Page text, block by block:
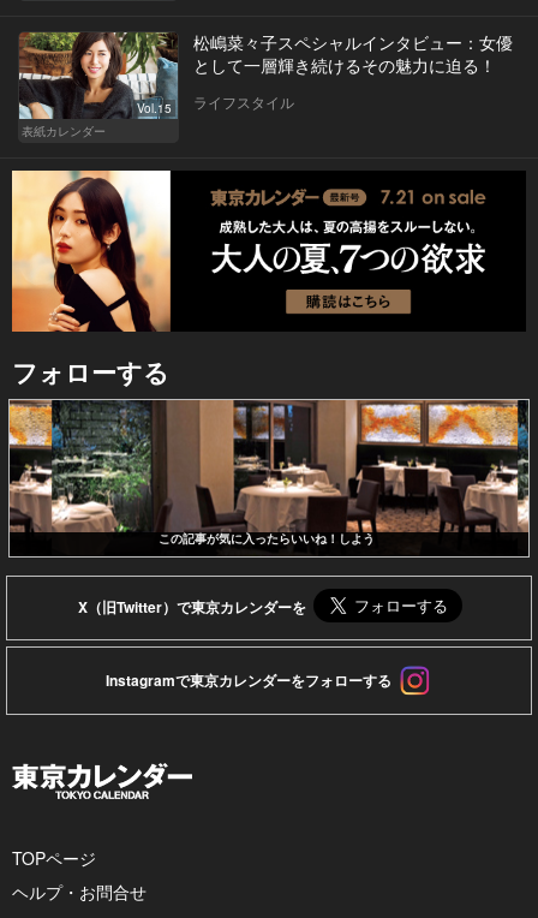
Vol.15
表紙カレンダー
松嶋菜々子スペシャルインタビュー：女優
として一層輝き続けるその魅力に迫る！
ライフスタイル
フォローする
この記事が気に入ったらいいね！しよう
X（旧Twitter）で東京カレンダーを
Instagramで東京カレンダーをフォローする
TOPページ
ヘルプ・お問合せ